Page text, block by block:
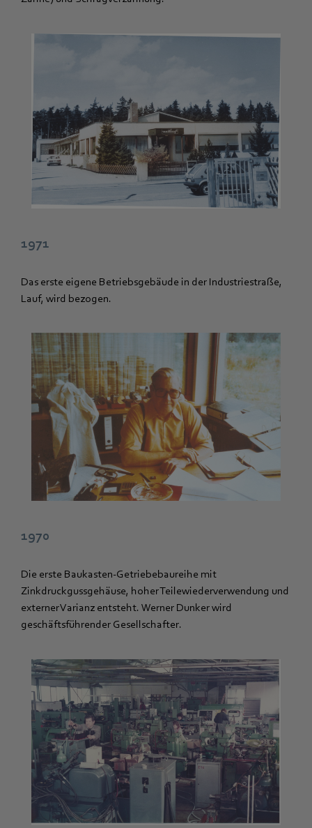
1971
Das erste eigene Betriebsgebäude in der Industriestraße,
Lauf, wird bezogen.
1970
Die erste Baukasten-Getriebebaureihe mit
Zinkdruckgussgehäuse, hoher Teilewiederverwendung und
externer Varianz entsteht. Werner Dunker wird
geschäftsführender Gesellschafter.